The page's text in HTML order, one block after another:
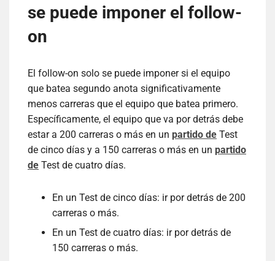
se puede imponer el follow-
on
El follow-on solo se puede imponer si el equipo
que batea segundo anota significativamente
menos carreras que el equipo que batea primero.
Específicamente, el equipo que va por detrás debe
estar a 200 carreras o más en un partido de Test
de cinco días y a 150 carreras o más en un partido
de Test de cuatro días.
En un Test de cinco días: ir por detrás de 200
carreras o más.
En un Test de cuatro días: ir por detrás de
150 carreras o más.